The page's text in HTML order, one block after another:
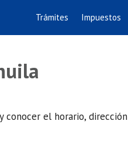
Trámites Impuestos
y conocer el horario,